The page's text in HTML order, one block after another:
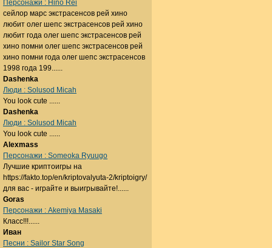
Персонажи : Hino Rei
сейлор марс экстрасенсов рей хино
любит олег шепс экстрасенсов рей хино
любит года олег шепс экстрасенсов рей
хино помни олег шепс экстрасенсов рей
хино помни года олег шепс экстрасенсов
1998 года 199......
Dashenka
Люди : Solusod Micah
You look cute ......
Dashenka
Люди : Solusod Micah
You look cute ......
Alexmass
Персонажи : Someoka Ryuugo
Лучшие криптоигры на
https://fakto.top/en/kriptovalyuta-2/kriptoigry/
для вас - играйте и выигрывайте!......
Goras
Персонажи : Akemiya Masaki
Класс!!!......
Иван
Песни : Sailor Star Song